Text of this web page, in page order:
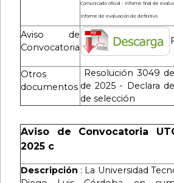
Comunicado oficial - Informe final de
Informe de evaluación de definitivo
Aviso de
Convocatoria
Otros
documentos
Resolución 3049
de 2025 - Declara
de selección
Aviso de Convocatoria
2025 c
Descripción : La Universidad